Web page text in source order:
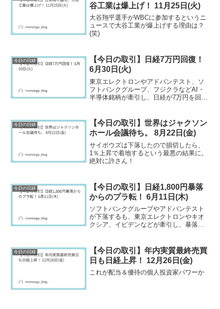
谷工業は爆上げ！ 11月25日(火)
大谷翔平選手がWBCに参加するというニ
ュースで大谷工業が爆上げする理由は？
(笑)
今日の日経
【今日の取引】日経7万円回復！
6月30日(火)
東京エレクトロンやアドバンテスト、ソ
フトバンクグループ、フジクラなどAI・
半導体銘柄が牽引し、日経が7万円を回復
り、日本市場全体が上昇しているという
相場ではなかった。
今日の日経
【今日の取引】世界はジャクソン
ホール会議待ち。 8月22日(金)
サイボウズは下落したので損切したら、
1％上昇で着地するという最悪の結果に。
絶対に許さん！
今日の日経
【今日の取引】日経1,800円暴落
からのプラ転！ 6月11日(木)
ソフトバンクグループやアドバンテスト
が下落するも、東京エレクトロンやキオ
クシア、イビデンなどが牽引し、暴落か
今日の日経
【今日の取引】年内実質最終売買
日も日経上昇！ 12月26日(金)
これが配当＆優待の個人投資家パワーか